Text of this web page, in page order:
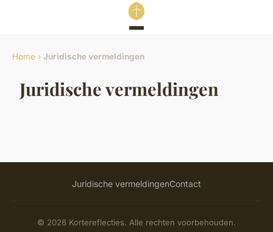
Home › Juridische vermeldingen
Juridische vermeldingen
Juridische vermeldingenContact
© 2026 Kortereflecties. Alle rechten voorbehouden.